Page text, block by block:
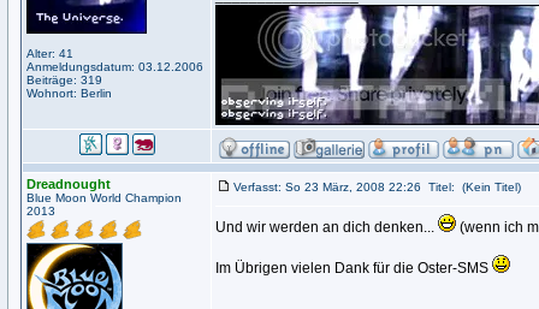
Alter: 41
Anmeldungsdatum: 03.12.2006
Beiträge: 319
Wohnort: Berlin
Dreadnought
Blue Moon World Champion
2013
Verfasst: So 23 März, 2008 22:26 Titel: (Kein Titel)
Und wir werden an dich denken... (wenn ich
Im Übrigen vielen Dank für die Oster-SMS